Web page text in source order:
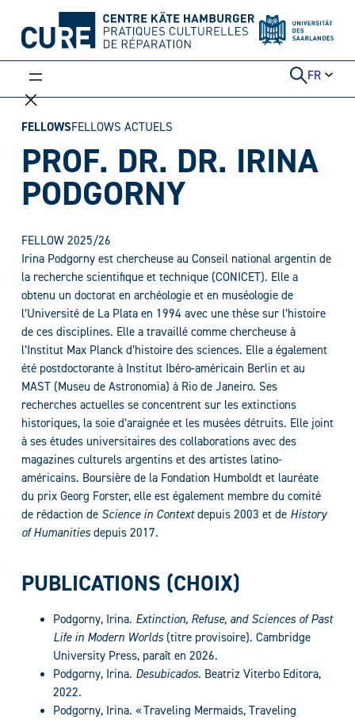
contenu
FR
FELLOWSFELLOWS ACTUELS
PROF. DR. DR. IRINA
PODGORNY
FELLOW 2025/26
Irina Podgorny est chercheuse au Conseil national argentin de
la recherche scientifique et technique (CONICET). Elle a
obtenu un doctorat en archéologie et en muséologie de
l’Université de La Plata en 1994 avec une thèse sur l’histoire
de ces disciplines. Elle a travaillé comme chercheuse à
l’Institut Max Planck d’histoire des sciences. Elle a également
été postdoctorante à Institut Ibéro-américain Berlin et au
MAST (Museu de Astronomia) à Rio de Janeiro. Ses
recherches actuelles se concentrent sur les extinctions
historiques, la soie d’araignée et les musées détruits. Elle joint
à ses études universitaires des collaborations avec des
magazines culturels argentins et des artistes latino-
américains. Boursière de la Fondation Humboldt et lauréate
du prix Georg Forster, elle est également membre du comité
de rédaction de Science in Contextdepuis 2003 et de History
of Humanitiesdepuis 2017.
PUBLICATIONS (CHOIX)
Podgorny, Irina. Extinction, Refuse, and Sciences of Past
Life in Modern Worlds(titre provisoire). Cambridge
University Press, paraît en 2026.
Podgorny, Irina. Desubicados. Beatriz Viterbo Editora,
2022.
Podgorny, Irina. « Traveling Mermaids, Traveling